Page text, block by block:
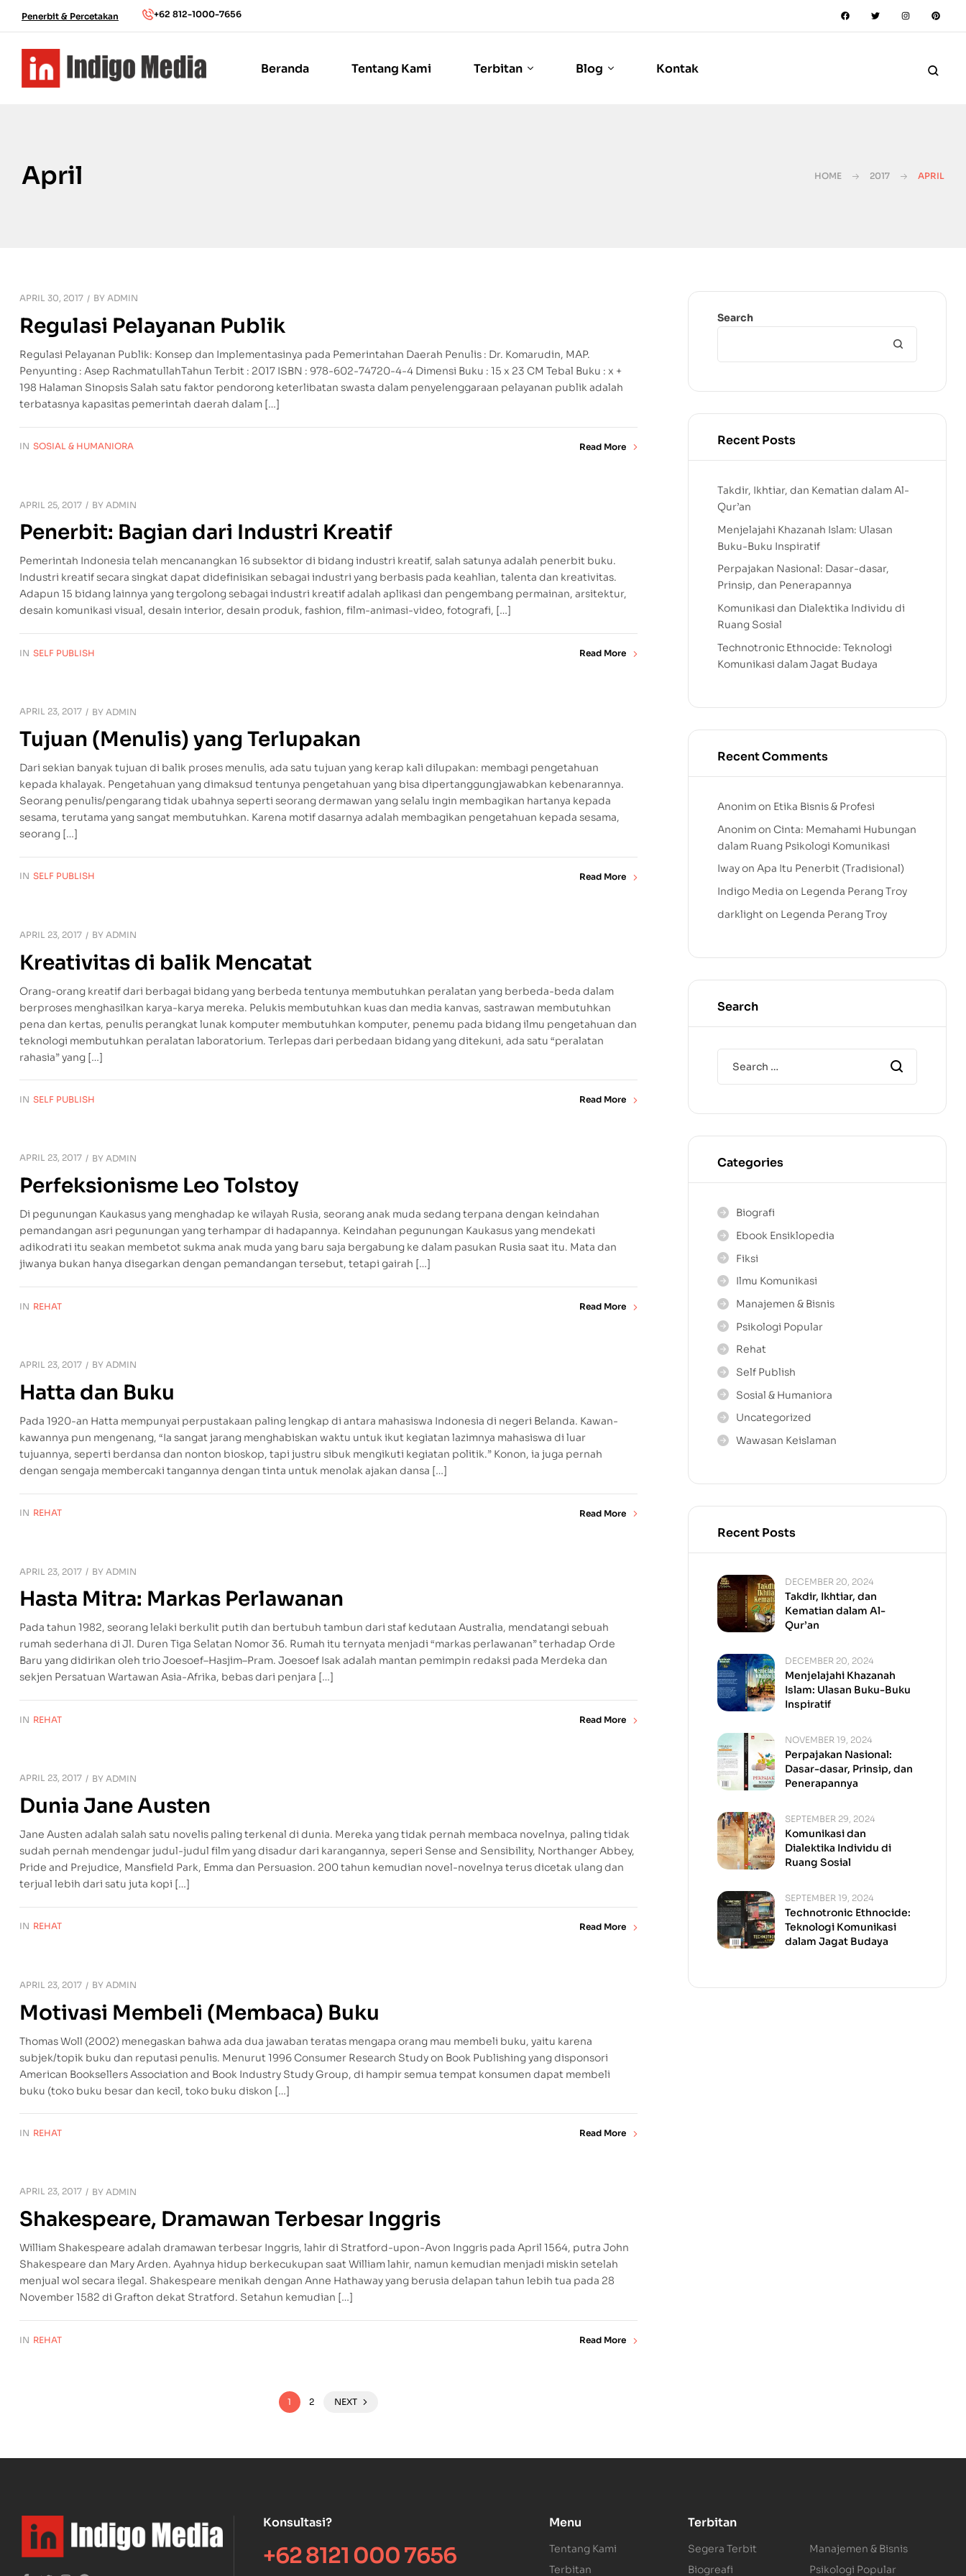
Penerbit & Percetakan +62 812-1000-7656
Beranda Tentang Kami Terbitan Blog Kontak
April HOME 2017 APRIL
APRIL 30, 2017 BY ADMIN
Regulasi Pelayanan Publik
Regulasi Pelayanan Publik: Konsep dan Implementasinya pada Pemerintahan Daerah Penulis : Dr. Komarudin, MAP.
Penyunting : Asep RachmatullahTahun Terbit : 2017 ISBN : 978-602-74720-4-4 Dimensi Buku : 15 x 23 CM Tebal Buku : x +
198 Halaman Sinopsis Salah satu faktor pendorong keterlibatan swasta dalam penyelenggaraan pelayanan publik adalah
terbatasnya kapasitas pemerintah daerah dalam […]
IN SOSIAL & HUMANIORA Read More
APRIL 25, 2017 BY ADMIN
Penerbit: Bagian dari Industri Kreatif
Pemerintah Indonesia telah mencanangkan 16 subsektor di bidang industri kreatif, salah satunya adalah penerbit buku.
Industri kreatif secara singkat dapat didefinisikan sebagai industri yang berbasis pada keahlian, talenta dan kreativitas.
Adapun 15 bidang lainnya yang tergolong sebagai industri kreatif adalah aplikasi dan pengembang permainan, arsitektur,
desain komunikasi visual, desain interior, desain produk, fashion, film-animasi-video, fotografi, […]
IN SELF PUBLISH Read More
APRIL 23, 2017 BY ADMIN
Tujuan (Menulis) yang Terlupakan
Dari sekian banyak tujuan di balik proses menulis, ada satu tujuan yang kerap kali dilupakan: membagi pengetahuan
kepada khalayak. Pengetahuan yang dimaksud tentunya pengetahuan yang bisa dipertanggungjawabkan kebenarannya.
Seorang penulis/pengarang tidak ubahnya seperti seorang dermawan yang selalu ingin membagikan hartanya kepada
sesama, terutama yang sangat membutuhkan. Karena motif dasarnya adalah membagikan pengetahuan kepada sesama,
seorang […]
IN SELF PUBLISH Read More
APRIL 23, 2017 BY ADMIN
Kreativitas di balik Mencatat
Orang-orang kreatif dari berbagai bidang yang berbeda tentunya membutuhkan peralatan yang berbeda-beda dalam
berproses menghasilkan karya-karya mereka. Pelukis membutuhkan kuas dan media kanvas, sastrawan membutuhkan
pena dan kertas, penulis perangkat lunak komputer membutuhkan komputer, penemu pada bidang ilmu pengetahuan dan
teknologi membutuhkan peralatan laboratorium. Terlepas dari perbedaan bidang yang ditekuni, ada satu “peralatan
rahasia” yang […]
IN SELF PUBLISH Read More
APRIL 23, 2017 BY ADMIN
Perfeksionisme Leo Tolstoy
Di pegunungan Kaukasus yang menghadap ke wilayah Rusia, seorang anak muda sedang terpana dengan keindahan
pemandangan asri pegunungan yang terhampar di hadapannya. Keindahan pegunungan Kaukasus yang mendekati
adikodrati itu seakan membetot sukma anak muda yang baru saja bergabung ke dalam pasukan Rusia saat itu. Mata dan
jiwanya bukan hanya disegarkan dengan pemandangan tersebut, tetapi gairah […]
IN REHAT Read More
APRIL 23, 2017 BY ADMIN
Hatta dan Buku
Pada 1920-an Hatta mempunyai perpustakaan paling lengkap di antara mahasiswa Indonesia di negeri Belanda. Kawan-
kawannya pun mengenang, “Ia sangat jarang menghabiskan waktu untuk ikut kegiatan lazimnya mahasiswa di luar
tujuannya, seperti berdansa dan nonton bioskop, tapi justru sibuk mengikuti kegiatan politik.” Konon, ia juga pernah
dengan sengaja membercaki tangannya dengan tinta untuk menolak ajakan dansa […]
IN REHAT Read More
APRIL 23, 2017 BY ADMIN
Hasta Mitra: Markas Perlawanan
Pada tahun 1982, seorang lelaki berkulit putih dan bertubuh tambun dari staf kedutaan Australia, mendatangi sebuah
rumah sederhana di Jl. Duren Tiga Selatan Nomor 36. Rumah itu ternyata menjadi “markas perlawanan” terhadap Orde
Baru yang didirikan oleh trio Joesoef–Hasjim–Pram. Joesoef Isak adalah mantan pemimpin redaksi pada Merdeka dan
sekjen Persatuan Wartawan Asia-Afrika, bebas dari penjara […]
IN REHAT Read More
APRIL 23, 2017 BY ADMIN
Dunia Jane Austen
Jane Austen adalah salah satu novelis paling terkenal di dunia. Mereka yang tidak pernah membaca novelnya, paling tidak
sudah pernah mendengar judul-judul film yang disadur dari karangannya, seperi Sense and Sensibility, Northanger Abbey,
Pride and Prejudice, Mansfield Park, Emma dan Persuasion. 200 tahun kemudian novel-novelnya terus dicetak ulang dan
terjual lebih dari satu juta kopi […]
IN REHAT Read More
APRIL 23, 2017 BY ADMIN
Motivasi Membeli (Membaca) Buku
Thomas Woll (2002) menegaskan bahwa ada dua jawaban teratas mengapa orang mau membeli buku, yaitu karena
subjek/topik buku dan reputasi penulis. Menurut 1996 Consumer Research Study on Book Publishing yang disponsori
American Booksellers Association and Book Industry Study Group, di hampir semua tempat konsumen dapat membeli
buku (toko buku besar dan kecil, toko buku diskon […]
IN REHAT Read More
APRIL 23, 2017 BY ADMIN
Shakespeare, Dramawan Terbesar Inggris
William Shakespeare adalah dramawan terbesar Inggris, lahir di Stratford-upon-Avon Inggris pada April 1564, putra John
Shakespeare dan Mary Arden. Ayahnya hidup berkecukupan saat William lahir, namun kemudian menjadi miskin setelah
menjual wol secara ilegal. Shakespeare menikah dengan Anne Hathaway yang berusia delapan tahun lebih tua pada 28
November 1582 di Grafton dekat Stratford. Setahun kemudian […]
IN REHAT Read More
1 2 NEXT
Search
Recent Posts
Takdir, Ikhtiar, dan Kematian dalam Al-
Qur’an
Menjelajahi Khazanah Islam: Ulasan
Buku-Buku Inspiratif
Perpajakan Nasional: Dasar-dasar,
Prinsip, dan Penerapannya
Komunikasi dan Dialektika Individu di
Ruang Sosial
Technotronic Ethnocide: Teknologi
Komunikasi dalam Jagat Budaya
Recent Comments
Anonimon Etika Bisnis & Profesi
Anonimon Cinta: Memahami Hubungan
dalam Ruang Psikologi Komunikasi
Iwayon Apa Itu Penerbit (Tradisional)
Indigo Media on Legenda Perang Troy
darklighton Legenda Perang Troy
Search
Categories
Biografi
Ebook Ensiklopedia
Fiksi
Ilmu Komunikasi
Manajemen & Bisnis
Psikologi Popular
Rehat
Self Publish
Sosial & Humaniora
Uncategorized
Wawasan Keislaman
Recent Posts
DECEMBER 20, 2024
Takdir, Ikhtiar, dan
Kematian dalam Al-
Qur’an
DECEMBER 20, 2024
Menjelajahi Khazanah
Islam: Ulasan Buku-Buku
Inspiratif
NOVEMBER 19, 2024
Perpajakan Nasional:
Dasar-dasar, Prinsip, dan
Penerapannya
SEPTEMBER 29, 2024
Komunikasi dan
Dialektika Individu di
Ruang Sosial
SEPTEMBER 19, 2024
Technotronic Ethnocide:
Teknologi Komunikasi
dalam Jagat Budaya
Konsultasi?
+62 8121 000 7656
Menu
Tentang Kami
Terbitan
Terbitan
Segera Terbit
Biogreafi
Manajemen & Bisnis
Psikologi Popular